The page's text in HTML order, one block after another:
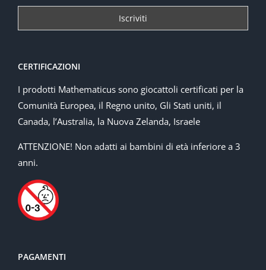
CERTIFICAZIONI
I prodotti Mathematicus sono giocattoli certificati per la
Comunità Europea, il Regno unito, Gli Stati uniti, il
Canada, l’Australia, la Nuova Zelanda, Israele
ATTENZIONE! Non adatti ai bambini di età inferiore a 3
anni.
PAGAMENTI